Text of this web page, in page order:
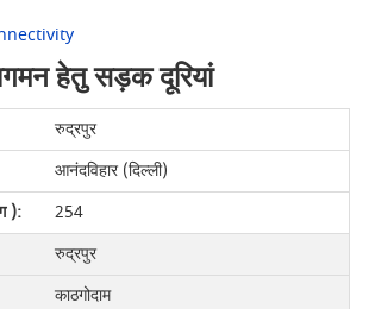
हेतु सड़क दूरियां
रुद्रपुर
आनंदविहार (दिल्ली)
254
रुद्रपुर
काठगोदाम